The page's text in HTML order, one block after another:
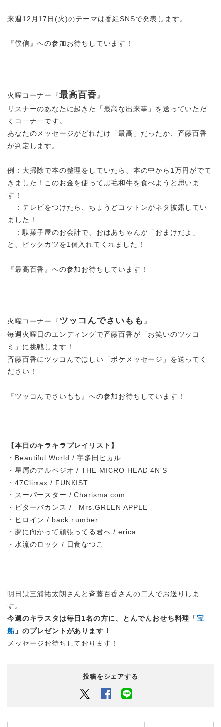
来週12月17日(火)のテーマは番組SNSで発表します。
『僕信』への参加お待ちしています！
火曜コーナー『最高百香 』
リスナーのあなたに起きた「最高な出来事」を送っていただ
くコーナーです。
あなたのメッセージがどれだけ「最高」だったか、斉藤百香
が判定します。
例：大掃除で本の整理をしていたら、本の中から1万円がでて
きました！このお金を使って黒毛和牛を食べようと思いま
す！
：テレビをつけたら、ちょうどコットンがネタ披露してい
ました！
：駄菓子屋のお会計で、おばあちゃんが「おまけだよ」
と、ビックカツを1個入れてくれました！
『最高百香』への参加お待ちしています！
火曜コーナー『ツッコんでさいもも 』
毎週火曜日のエンディングで斉藤百香が「お笑いのツッコ
ミ」に挑戦します！
斉藤百香にツッコんでほしい「ボケメッセージ」を送ってく
ださい！
『ツッコんでさいもも』への参加お待ちしています！
【本日のキラキラプレイリスト】
・Beautiful World / 宇多田ヒカル
・星屑のアルペジオ / THE MICRO HEAD 4N'S
・47Climax / FUNKIST
・スーパースター / Charisma.com
・ビターバカンス / Mrs.GREEN APPLE
・ヒロイン / back number
・夢に向かって頑張ってる君へ / erica
・ 水流のロック / 日食なつこ
明日は三浦祐太朗さんと斉藤百香さんの二人でお送りしま
す。
今週のキラスタは毎日1名の方に、とんでんおせち料理「宝
船 」のプレゼントがあります！
メッセージお待ちしております！
投稿をシェアする
Twitter Facebook